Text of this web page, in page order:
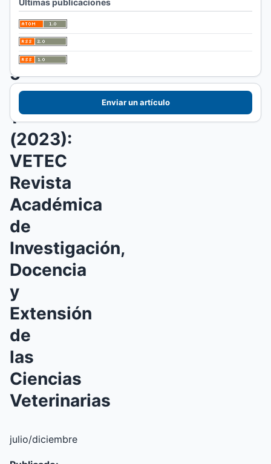
Vol.
5
Núm.
1
(2023):
VETEC
Revista
Académica
de
Investigación,
Docencia
y
Extensión
de
las
Ciencias
Veterinarias
julio/diciembre
Enviar un artículo